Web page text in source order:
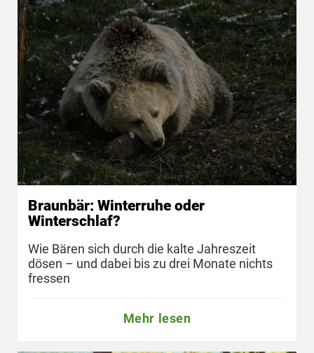
Braunbär: Winterruhe oder
Winterschlaf?
Wie Bären sich durch die kalte Jahreszeit
dösen – und dabei bis zu drei Monate nichts
fressen
Mehr lesen